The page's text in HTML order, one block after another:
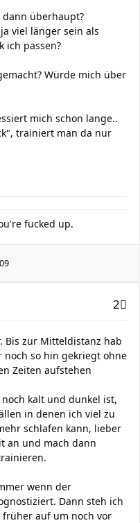
überhaupt?
viel länger sein als
ich passen?
Würde mich über
mich schon lange..
trainiert man da nur
fucked up.
2
Bis zur Mitteldistanz hab
noch so hin gekriegt ohne
Zeiten aufstehen
kalt und dunkel ist,
in denen ich viel zu
schlafen kann, lieber
an und mach dann
wenn der
Dann steh ich
auf um noch vor